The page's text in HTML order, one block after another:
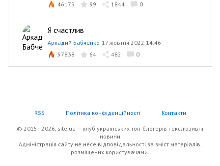
46175
99 1844 0
Я счастлив
Аркадий Бабченко 17 жовтня 2022 14:46
57838
64 482 0
RSS Політика конфіденційності Контакти
© 2015–2026, site.ua — клуб українських топ-блогерів i екслюзивнi
новини
Адміністрація сайту не несе відповідальності за зміст матеріалів,
розміщених користувачами.